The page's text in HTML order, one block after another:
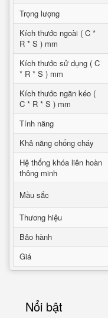
Trọng lượng
Kích thước ngoài ( C *
R * S ) mm
Kích thước sử dụng ( C
* R * S ) mm
Kích thước ngăn kéo (
C * R * S ) mm
Tính năng
Khả năng chống cháy
Hệ thống khóa liên hoàn
thông minh
Mầu sắc
Thương hiệu
Bảo hành
Giá
Nổi bật